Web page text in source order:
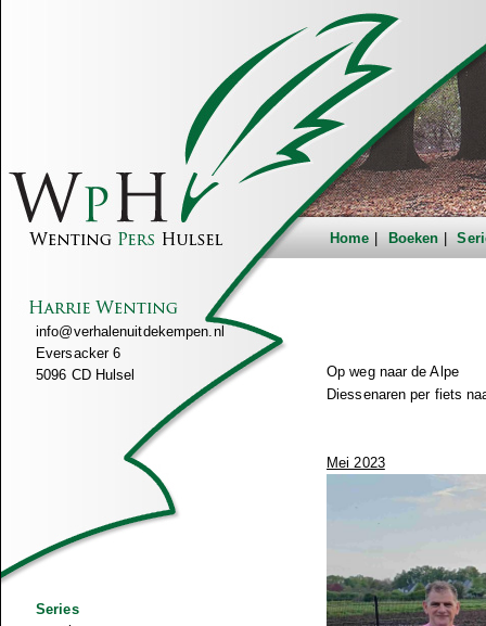
Home Boeken
info@verhalenuitdekempen.nl
Eversacker 6
5096 CD Hulsel
Series
Op weg naar de Alpe
Diessenaren per fiets
Mei 2023